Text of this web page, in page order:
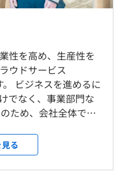
心。必要に応じて出社し
ンを交えながら開発をお
働者の自宅
おこなう場所を含む）
：00
クスタイム制に関する協
性を高め、生産性を
ウドサービス
ビジネスを進めるに
でなく、事業部門な
ため、会社全体で協
により、会社全体の
もあります。だからこ
ーションをしながら
る